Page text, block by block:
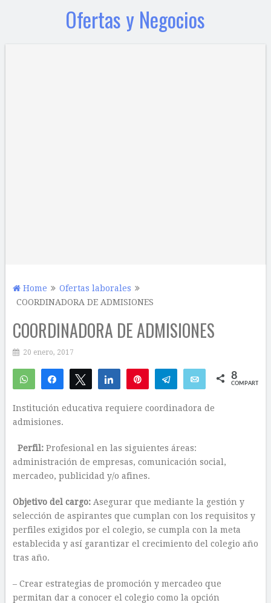
Ofertas y Negocios
Home
Ofertas laborales
COORDINADORA DE ADMISIONES
COORDINADORA DE ADMISIONES
20 enero, 2017
WhatsAppCompartirTwittear Compartir Telegram Email 8
COMPARTIR
Institución educativa requiere coordinadora de
admisiones.
Perfil:Profesional en las siguientes áreas:
administración de empresas, comunicación social,
mercadeo, publicidad y/o afines.
Objetivo del cargo: Asegurar que mediante la gestión y
selección de aspirantes que cumplan con los requisitos y
perfiles exigidos por el colegio, se cumpla con la meta
establecida y así garantizar el crecimiento del colegio año
tras año.
– Crear estrategias de promoción y mercadeo que
permitan dar a conocer el colegio como la opción